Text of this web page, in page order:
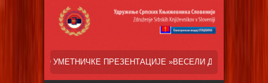
»ВЕСЕЛИ ДАНИ СРПСКЕ ДИЈАСПОРЕ« НАША ТРЕНУТНА